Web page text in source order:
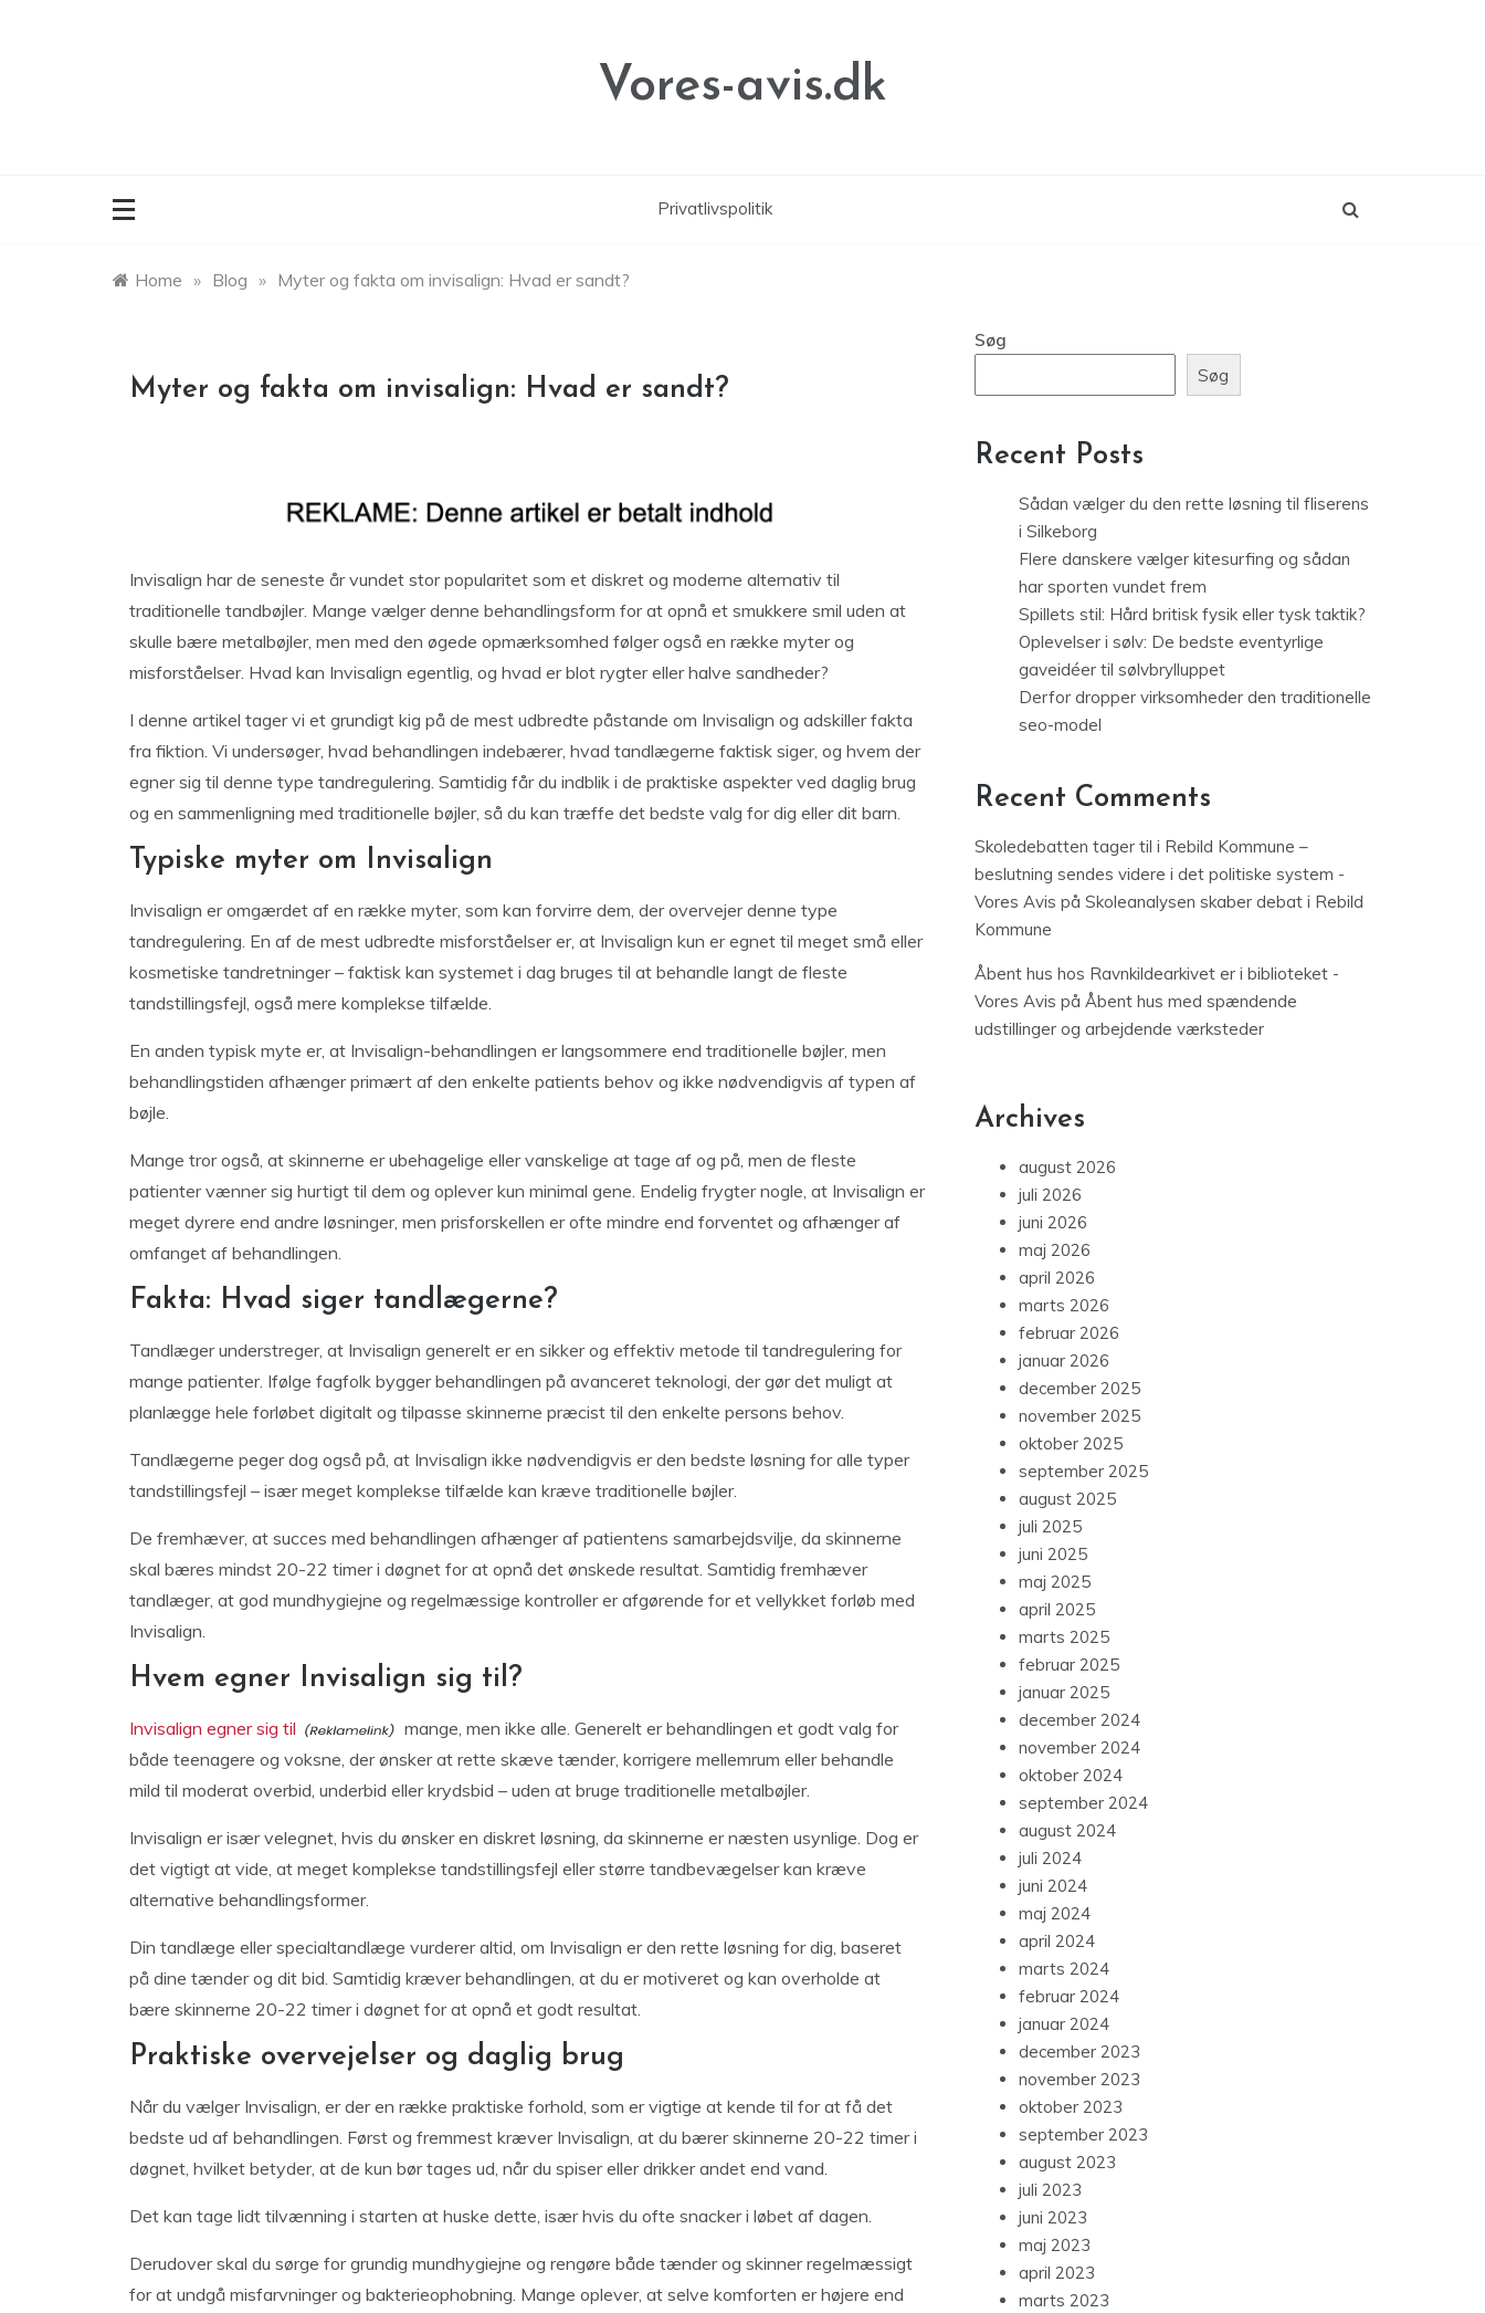
Vores-avis.dk
Privatlivspolitik
Home » Blog » Myter og fakta om invisalign: Hvad er sandt?
Myter og fakta om invisalign: Hvad er sandt?
Invisalign har de seneste år vundet stor popularitet som et diskret og moderne alternativ til
traditionelle tandbøjler. Mange vælger denne behandlingsform for at opnå et smukkere smil uden at
skulle bære metalbøjler, men med den øgede opmærksomhed følger også en række myter og
misforståelser. Hvad kan Invisalign egentlig, og hvad er blot rygter eller halve sandheder?
I denne artikel tager vi et grundigt kig på de mest udbredte påstande om Invisalign og adskiller fakta
fra fiktion. Vi undersøger, hvad behandlingen indebærer, hvad tandlægerne faktisk siger, og hvem der
egner sig til denne type tandregulering. Samtidig får du indblik i de praktiske aspekter ved daglig brug
og en sammenligning med traditionelle bøjler, så du kan træffe det bedste valg for dig eller dit barn.
Typiske myter om Invisalign
Invisalign er omgærdet af en række myter, som kan forvirre dem, der overvejer denne type
tandregulering. En af de mest udbredte misforståelser er, at Invisalign kun er egnet til meget små eller
kosmetiske tandretninger – faktisk kan systemet i dag bruges til at behandle langt de fleste
tandstillingsfejl, også mere komplekse tilfælde.
En anden typisk myte er, at Invisalign-behandlingen er langsommere end traditionelle bøjler, men
behandlingstiden afhænger primært af den enkelte patients behov og ikke nødvendigvis af typen af
bøjle.
Mange tror også, at skinnerne er ubehagelige eller vanskelige at tage af og på, men de fleste
patienter vænner sig hurtigt til dem og oplever kun minimal gene. Endelig frygter nogle, at Invisalign er
meget dyrere end andre løsninger, men prisforskellen er ofte mindre end forventet og afhænger af
omfanget af behandlingen.
Fakta: Hvad siger tandlægerne?
Tandlæger understreger, at Invisalign generelt er en sikker og effektiv metode til tandregulering for
mange patienter. Ifølge fagfolk bygger behandlingen på avanceret teknologi, der gør det muligt at
planlægge hele forløbet digitalt og tilpasse skinnerne præcist til den enkelte persons behov.
Tandlægerne peger dog også på, at Invisalign ikke nødvendigvis er den bedste løsning for alle typer
tandstillingsfejl – især meget komplekse tilfælde kan kræve traditionelle bøjler.
De fremhæver, at succes med behandlingen afhænger af patientens samarbejdsvilje, da skinnerne
skal bæres mindst 20-22 timer i døgnet for at opnå det ønskede resultat. Samtidig fremhæver
tandlæger, at god mundhygiejne og regelmæssige kontroller er afgørende for et vellykket forløb med
Invisalign.
Hvem egner Invisalign sig til?
Invisalign egner sig til
mange, men ikke alle. Generelt er behandlingen et godt valg for
både teenagere og voksne, der ønsker at rette skæve tænder, korrigere mellemrum eller behandle
mild til moderat overbid, underbid eller krydsbid – uden at bruge traditionelle metalbøjler.
Invisalign er især velegnet, hvis du ønsker en diskret løsning, da skinnerne er næsten usynlige. Dog er
det vigtigt at vide, at meget komplekse tandstillingsfejl eller større tandbevægelser kan kræve
alternative behandlingsformer.
Din tandlæge eller specialtandlæge vurderer altid, om Invisalign er den rette løsning for dig, baseret
på dine tænder og dit bid. Samtidig kræver behandlingen, at du er motiveret og kan overholde at
bære skinnerne 20-22 timer i døgnet for at opnå et godt resultat.
Praktiske overvejelser og daglig brug
Når du vælger Invisalign, er der en række praktiske forhold, som er vigtige at kende til for at få det
bedste ud af behandlingen. Først og fremmest kræver Invisalign, at du bærer skinnerne 20-22 timer i
døgnet, hvilket betyder, at de kun bør tages ud, når du spiser eller drikker andet end vand.
Det kan tage lidt tilvænning i starten at huske dette, især hvis du ofte snacker i løbet af dagen.
Derudover skal du sørge for grundig mundhygiejne og rengøre både tænder og skinner regelmæssigt
for at undgå misfarvninger og bakterieophobning. Mange oplever, at selve komforten er højere end
Søg
Søg
Recent Posts
Sådan vælger du den rette løsning til fliserens
i Silkeborg
Flere danskere vælger kitesurfing og sådan
har sporten vundet frem
Spillets stil: Hård britisk fysik eller tysk taktik?
Oplevelser i sølv: De bedste eventyrlige
gaveidéer til sølvbrylluppet
Derfor dropper virksomheder den traditionelle
seo-model
Recent Comments
Skoledebatten tager til i Rebild Kommune –
beslutning sendes videre i det politiske system -
Vores Avis på Skoleanalysen skaber debat i Rebild
Kommune
Åbent hus hos Ravnkildearkivet er i biblioteket -
Vores Avis på Åbent hus med spændende
udstillinger og arbejdende værksteder
Archives
august 2026
juli 2026
juni 2026
maj 2026
april 2026
marts 2026
februar 2026
januar 2026
december 2025
november 2025
oktober 2025
september 2025
august 2025
juli 2025
juni 2025
maj 2025
april 2025
marts 2025
februar 2025
januar 2025
december 2024
november 2024
oktober 2024
september 2024
august 2024
juli 2024
juni 2024
maj 2024
april 2024
marts 2024
februar 2024
januar 2024
december 2023
november 2023
oktober 2023
september 2023
august 2023
juli 2023
juni 2023
maj 2023
april 2023
marts 2023